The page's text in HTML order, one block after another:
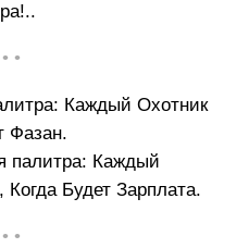
•
Каждый Охотник
Фазан.
палитра: Каждый
Будет Зарплата.
•